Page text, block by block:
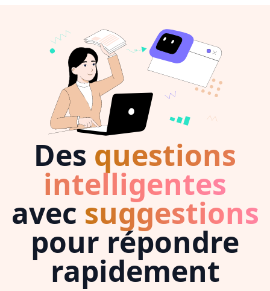
Des questions
intelligentes
avec suggestions
pour répondre
rapidement